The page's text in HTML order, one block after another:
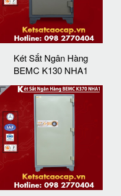
Két Sắt Ngân Hàng
BEMC K130 NHA1